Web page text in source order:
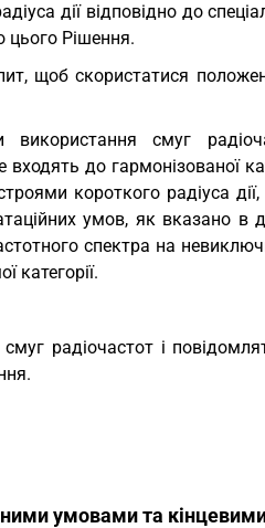
дії відповідно до
цього Рішення.
щоб скористатися
смуг
до гармонізованої
короткого радіуса
умов, як вказано в
спектра на
категорії.
радіочастот і
умовами та